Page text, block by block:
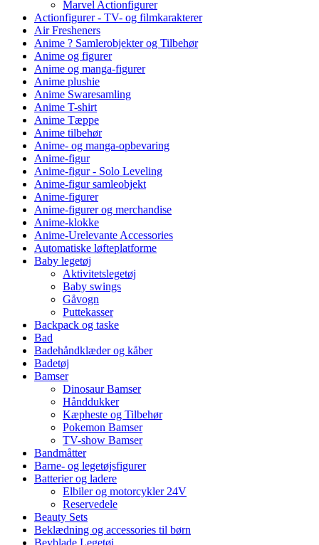
Marvel Actionfigurer
Actionfigurer - TV- og filmkarakterer
Air Fresheners
Anime ? Samlerobjekter og Tilbehør
Anime og figurer
Anime og manga-figurer
Anime plushie
Anime Swaresamling
Anime T-shirt
Anime Tæppe
Anime tilbehør
Anime- og manga-opbevaring
Anime-figur
Anime-figur - Solo Leveling
Anime-figur samleobjekt
Anime-figurer
Anime-figurer og merchandise
Anime-klokke
Anime-Urelevante Accessories
Automatiske løfteplatforme
Baby legetøj
Aktivitetslegetøj
Baby swings
Gåvogn
Puttekasser
Backpack og taske
Bad
Badehåndklæder og kåber
Badetøj
Bamser
Dinosaur Bamser
Hånddukker
Kæpheste og Tilbehør
Pokemon Bamser
TV-show Bamser
Bandmåtter
Barne- og legetøjsfigurer
Batterier og ladere
Elbiler og motorcykler 24V
Reservedele
Beauty Sets
Beklædning og accessories til børn
Beyblade Legetøj